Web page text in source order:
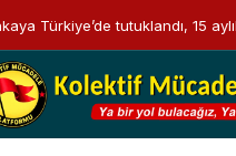
Türkiye’de tutuklandı, 15